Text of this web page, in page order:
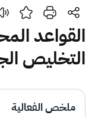
بحث
بحث بحث AI
اقتراحات
القواعد
التخليص
ملخص الفعالية